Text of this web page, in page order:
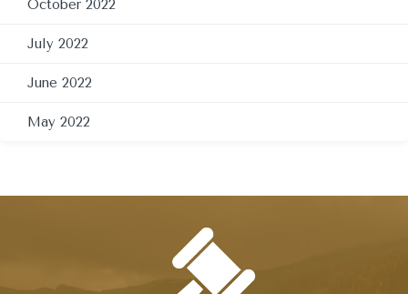
October 2022
July 2022
June 2022
May 2022